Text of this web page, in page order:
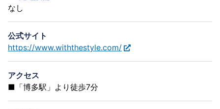
なし
公式サイト
https://www.withthestyle.com/
アクセス
■「博多駅」より徒歩7分